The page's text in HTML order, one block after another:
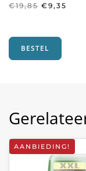
€19,85 € 9,35
BESTEL
AANBIEDING!